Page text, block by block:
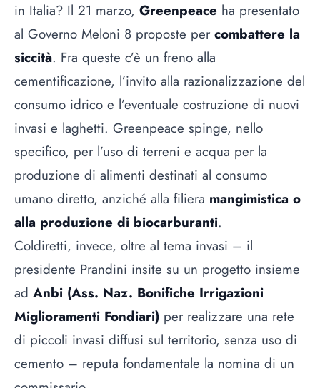
in Italia? Il 21 marzo, Greenpeace ha presentato
al Governo Meloni 8 proposte per combattere la
siccità. Fra queste c’è un freno alla
cementificazione, l’invito alla razionalizzazione del
consumo idrico e l’eventuale costruzione di nuovi
invasi e laghetti. Greenpeace spinge, nello
specifico, per l’uso di terreni e acqua per la
produzione di alimenti destinati al consumo
umano diretto, anziché alla filiera mangimistica o
alla produzione di biocarburanti.
Coldiretti, invece, oltre al tema invasi – il
presidente Prandini insite su un progetto insieme
ad Anbi (Ass. Naz. Bonifiche Irrigazioni
Miglioramenti Fondiari) per realizzare una rete
di piccoli invasi diffusi sul territorio, senza uso di
cemento – reputa fondamentale la nomina di un